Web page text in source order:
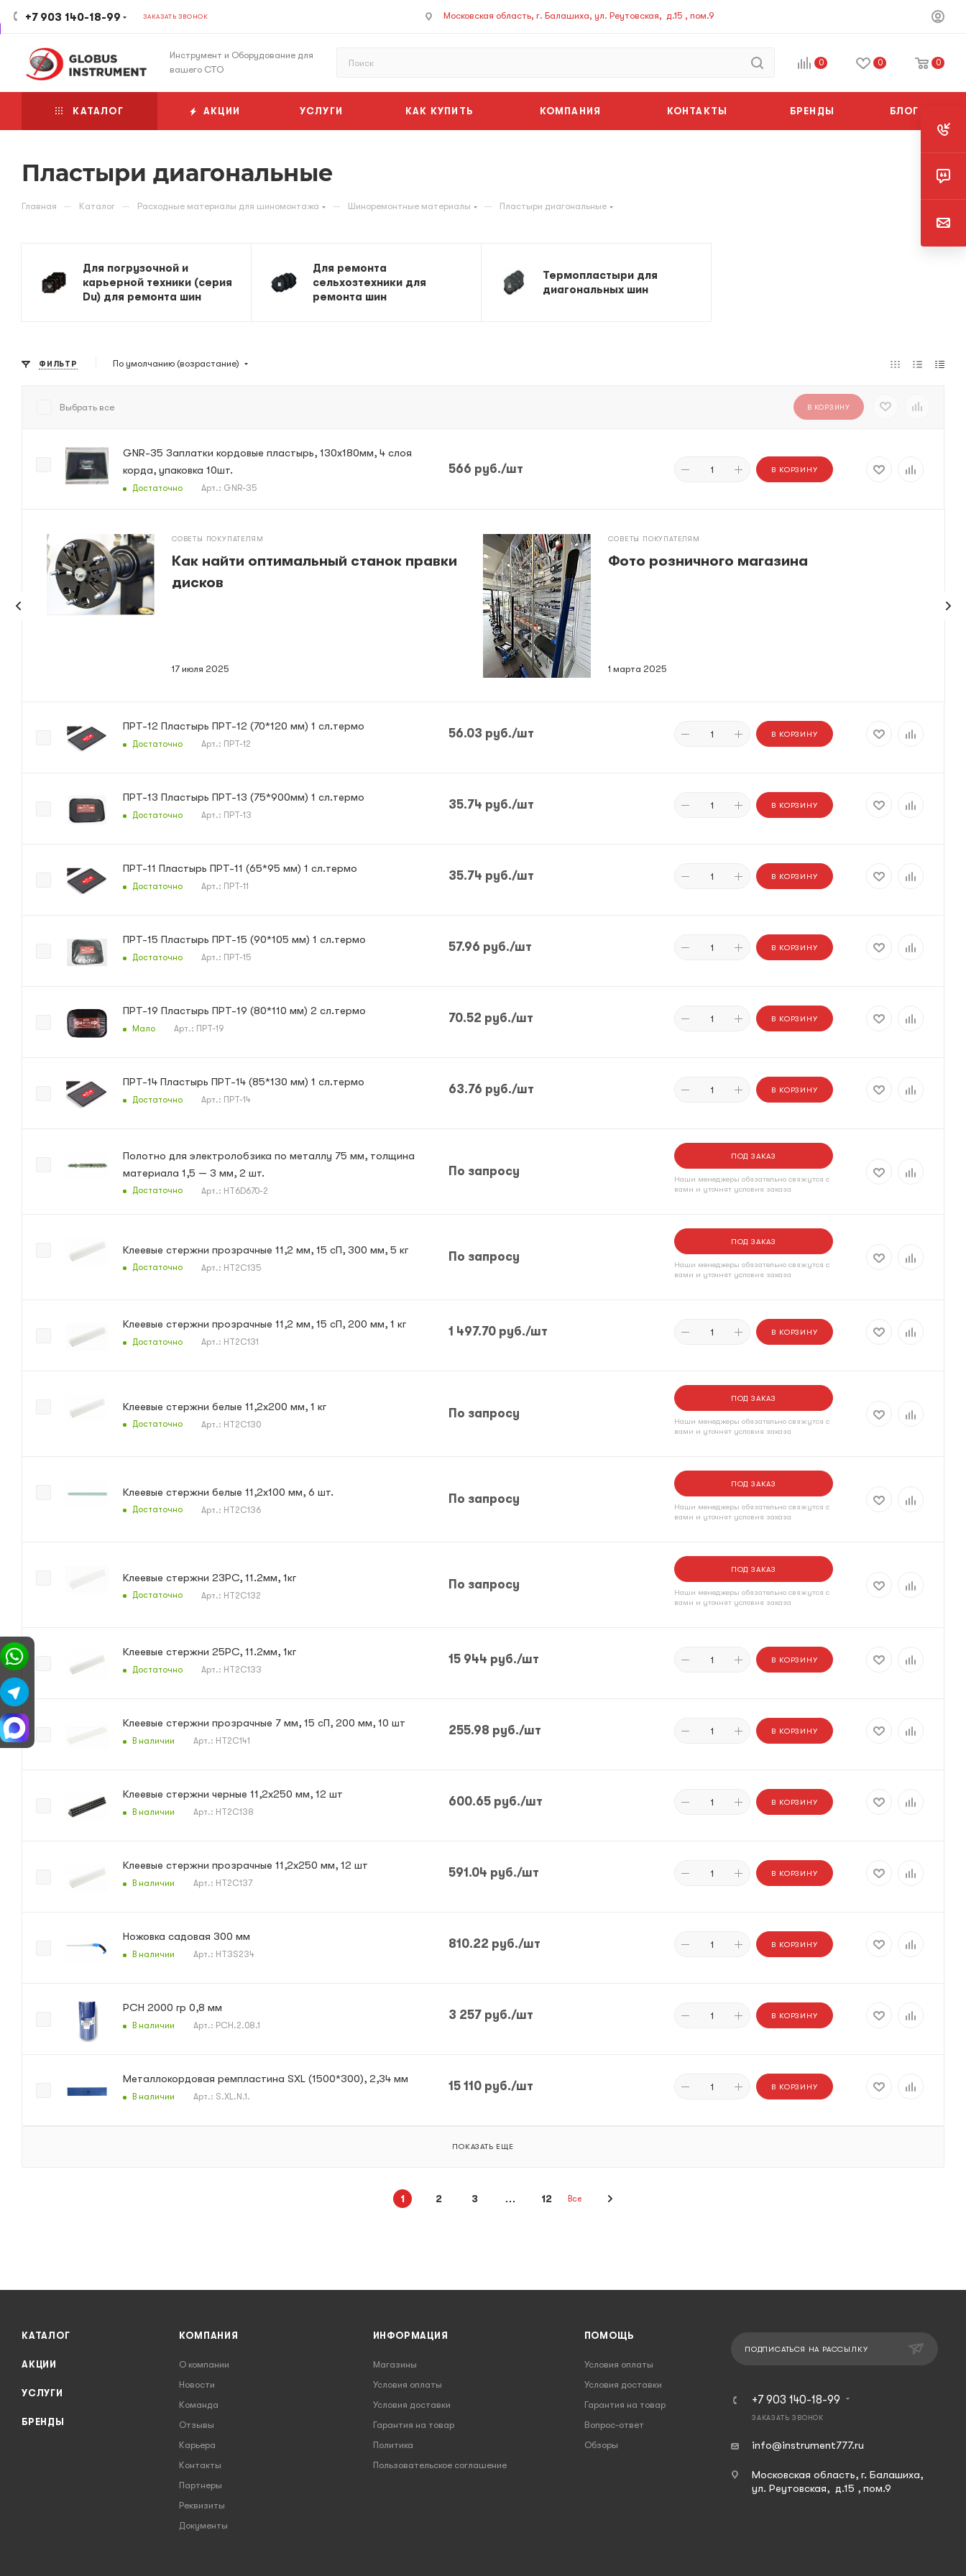
+7 903 140-18-99 ЗАКАЗАТЬ ЗВОНОК Московская область, г. Балашиха, ул. Реутовская, д.15 , пом.9
Инструмент и Оборудование для
вашего СТО
0 0 0
КАТАЛОГ АКЦИИ УСЛУГИ КАК КУПИТЬ КОМПАНИЯ КОНТАКТЫ БРЕНДЫ БЛОГ
Пластыри диагональные
Главная — Каталог — Расходные материалы для шиномонтажа — Шиноремонтные материалы — Пластыри диагональные
Для погрузочной и
карьерной техники (серия
Du) для ремонта шин
Для ремонта
сельхозтехники для
ремонта шин
Термопластыри для
диагональных шин
ФИЛЬТР По умолчанию (возрастание)
Выбрать все В КОРЗИНУ
GNR-35 Заплатки кордовые пластырь, 130х180мм, 4 слоя
корда, упаковка 10шт.
Достаточно Арт.: GNR-35
566 руб./шт В КОРЗИНУ
СОВЕТЫ ПОКУПАТЕЛЯМ
17 июля 2025
Как найти оптимальный станок правки
дисков
СОВЕТЫ ПОКУПАТЕЛЯМ
1 марта 2025
Фото розничного магазина
ПРТ-12 Пластырь ПРТ-12 (70*120 мм) 1 сл.термо
Достаточно Арт.: ПРТ-12
56.03 руб./шт В КОРЗИНУ
ПРТ-13 Пластырь ПРТ-13 (75*900мм) 1 сл.термо
Достаточно Арт.: ПРТ-13
35.74 руб./шт В КОРЗИНУ
ПРТ-11 Пластырь ПРТ-11 (65*95 мм) 1 сл.термо
Достаточно Арт.: ПРТ-11
35.74 руб./шт В КОРЗИНУ
ПРТ-15 Пластырь ПРТ-15 (90*105 мм) 1 сл.термо
Достаточно Арт.: ПРТ-15
57.96 руб./шт В КОРЗИНУ
ПРТ-19 Пластырь ПРТ-19 (80*110 мм) 2 сл.термо
Мало Арт.: ПРТ-19
70.52 руб./шт В КОРЗИНУ
ПРТ-14 Пластырь ПРТ-14 (85*130 мм) 1 сл.термо
Достаточно Арт.: ПРТ-14
63.76 руб./шт В КОРЗИНУ
Полотно для электролобзика по металлу 75 мм, толщина
материала 1,5 — 3 мм, 2 шт.
Достаточно Арт.: HT6D670-2
По запросу
ПОД ЗАКАЗ
Наши менеджеры обязательно свяжутся с
вами и уточнят условия заказа
Клеевые стержни прозрачные 11,2 мм, 15 сП, 300 мм, 5 кг
Достаточно Арт.: HT2C135
По запросу
ПОД ЗАКАЗ
Наши менеджеры обязательно свяжутся с
вами и уточнят условия заказа
Клеевые стержни прозрачные 11,2 мм, 15 сП, 200 мм, 1 кг
Достаточно Арт.: HT2C131
1 497.70руб./шт В КОРЗИНУ
Клеевые стержни белые 11,2х200 мм, 1 кг
Достаточно Арт.: HT2C130
По запросу
ПОД ЗАКАЗ
Наши менеджеры обязательно свяжутся с
вами и уточнят условия заказа
Клеевые стержни белые 11,2х100 мм, 6 шт.
Достаточно Арт.: HT2C136
По запросу
ПОД ЗАКАЗ
Наши менеджеры обязательно свяжутся с
вами и уточнят условия заказа
Клеевые стержни 23PC, 11.2мм, 1кг
Достаточно Арт.: HT2C132
По запросу
ПОД ЗАКАЗ
Наши менеджеры обязательно свяжутся с
вами и уточнят условия заказа
Клеевые стержни 25PC, 11.2мм, 1кг
Достаточно Арт.: HT2C133
15 944 руб./шт В КОРЗИНУ
Клеевые стержни прозрачные 7 мм, 15 сП, 200 мм, 10 шт
В наличии Арт.: HT2C141
255.98 руб./шт В КОРЗИНУ
Клеевые стержни черные 11,2х250 мм, 12 шт
В наличии Арт.: HT2C138
600.65руб./шт В КОРЗИНУ
Клеевые стержни прозрачные 11,2х250 мм, 12 шт
В наличии Арт.: HT2C137
591.04 руб./шт В КОРЗИНУ
Ножовка садовая 300 мм
В наличии Арт.: HT3S234
810.22 руб./шт В КОРЗИНУ
РСН 2000 гр 0,8 мм
В наличии Арт.: PCH.2.08.1
3 257руб./шт В КОРЗИНУ
Металлокордовая ремпластина SXL (1500*300), 2,34 мм
В наличии Арт.: S.XL.N.1.
15 110руб./шт В КОРЗИНУ
ПОКАЗАТЬ ЕЩЕ
1 2 3 12 Все
КАТАЛОГ
АКЦИИ
УСЛУГИ
БРЕНДЫ
КОМПАНИЯ
О компании
Новости
Команда
Отзывы
Карьера
Контакты
Партнеры
Реквизиты
Документы
ИНФОРМАЦИЯ
Магазины
Условия оплаты
Условия доставки
Гарантия на товар
Политика
Пользовательское соглашение
ПОМОЩЬ
Условия оплаты
Условия доставки
Гарантия на товар
Вопрос-ответ
Обзоры
ПОДПИСАТЬСЯ НА РАССЫЛКУ
+7 903 140-18-99
ЗАКАЗАТЬ ЗВОНОК
info@instrument777.ru
Московская область, г. Балашиха,
ул. Реутовская, д.15 , пом.9